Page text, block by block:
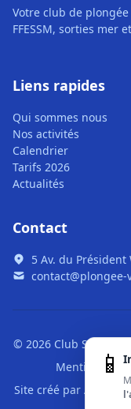
Votre club de
FFESSM, sorties mer
Liens rapides
Qui sommes nous
Nos activités
Calendrier
Tarifs 2026
Actualités
Contact
5 Av. du Président
© 2026 Club
Mentions
Site créé par Alré Web
📱